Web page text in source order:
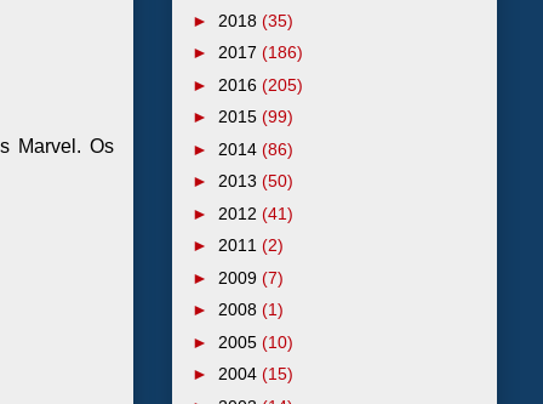
Marvel. Os
► 2018 (35)
► 2017 (186)
► 2016 (205)
► 2015 (99)
► 2014 (86)
► 2013 (50)
► 2012 (41)
► 2011 (2)
► 2009 (7)
► 2008 (1)
► 2005 (10)
► 2004 (15)